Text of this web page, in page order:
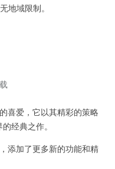
域限制。
爱，它以其精彩的策略
经典之作。
加了更多新的功能和精